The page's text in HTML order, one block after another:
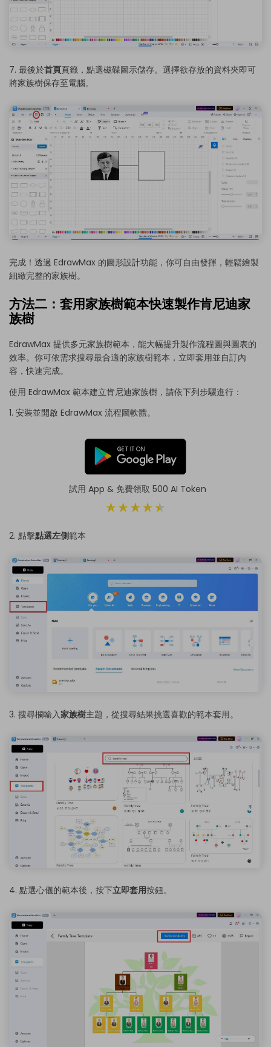
7. 最後於首頁頁籤，點選磁碟圖示儲存。選擇欲存放的資料夾即可
將家族樹保存至電腦。
完成！透過 EdrawMax 的圖形設計功能，你可自由發揮，輕鬆繪製
細緻完整的家族樹。
方法二：套用家族樹範本快速製作肯尼迪家
族樹
EdrawMax 提供多元家族樹範本，能大幅提升製作流程圖與圖表的
效率。你可依需求搜尋最合適的家族樹範本，立即套用並自訂內
容，快速完成。
使用 EdrawMax 範本建立肯尼迪家族樹，請依下列步驟進行：
1. 安裝並開啟 EdrawMax 流程圖軟體。
試用 App & 免費領取 500 AI Token
2. 點擊點選左側範本
3. 搜尋欄輸入家族樹主題，從搜尋結果挑選喜歡的範本套用。
4. 點選心儀的範本後，按下立即套用按鈕。